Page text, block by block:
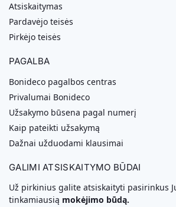
Atsiskaitymas
Pardavėjo teisės
Pirkėjo teisės
PAGALBA
Bonideco pagalbos centras
Privalumai Bonideco
Užsakymo būsena pagal numerį
Kaip pateikti užsakymą
Dažnai užduodami klausimai
GALIMI ATSISKAITYMO BŪDAI
Už pirkinius galite atsiskaityti pasirinkus
tinkamiausią mokėjimo būdą.